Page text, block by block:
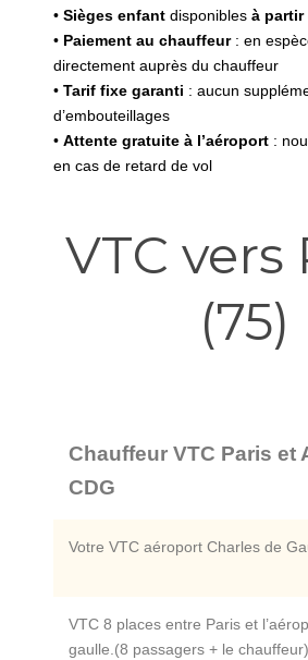
• Sièges enfant disponibles à partir
• Paiement au chauffeur: en
directement auprès du chauffeur
• Tarif fixe garanti : aucun
d’embouteillages
• Attente gratuite à l’aéroport :
en cas de retard de vol
VTC vers
(75)
Chauffeur VTC Paris et
CDG
Votre VTC aéroport Charles de
VTC 8 places entre Paris et
gaulle.(8 passagers + le